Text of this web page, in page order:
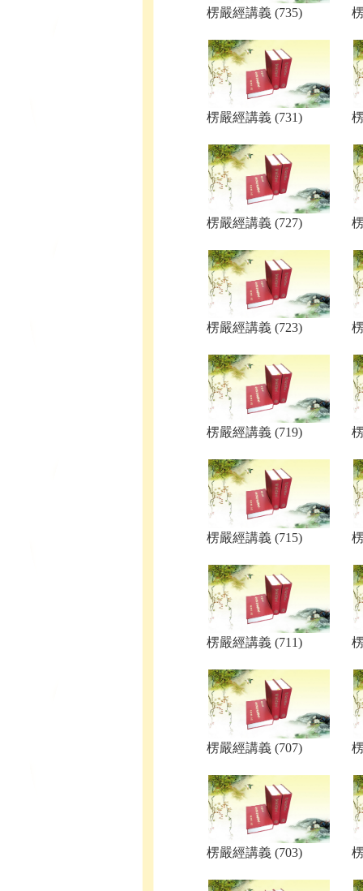
楞嚴經講義 (735)
楞嚴經講義 (731)
楞嚴經講義 (727)
楞嚴經講義 (723)
楞嚴經講義 (719)
楞嚴經講義 (715)
楞嚴經講義 (711)
楞嚴經講義 (707)
楞嚴經講義 (703)